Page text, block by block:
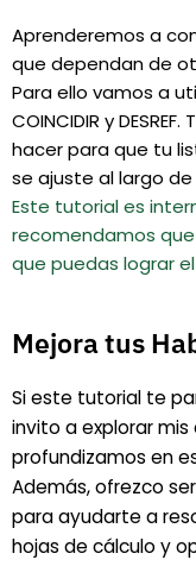
Aprenderemos a
que dependan de
Para ello vamos a
COINCIDIR y
hacer para que tu
se ajuste al largo
Este tutorial es
recomendamos
que puedas lograr
Mejora tus
Si este tutorial te
invito a explorar mis
profundizamos en
Además, ofrezco
para ayudarte a
hojas de cálculo y